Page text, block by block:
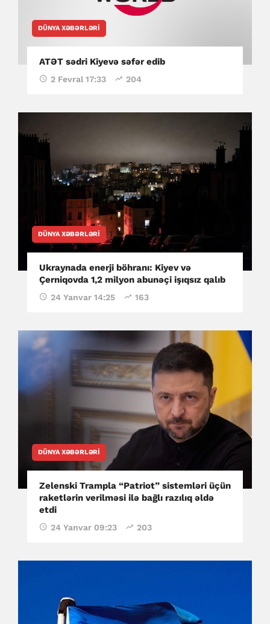
DÜNYA XƏBƏRLƏRI
ATƏT sədri Kiyevə səfər edib
2 Fevral 17:33 204
DÜNYA XƏBƏRLƏRI
Ukraynada enerji böhranı: Kiyev və
Çerniqovda 1,2 milyon abunəçi işıqsız qalıb
24 Yanvar 14:25 163
DÜNYA XƏBƏRLƏRI
Zelenski Trampla “Patriot” sistemləri üçün
raketlərin verilməsi ilə bağlı razılıq əldə
etdi
24 Yanvar 09:23 203